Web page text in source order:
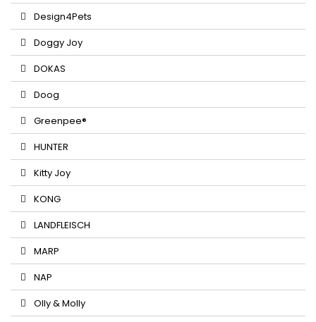
Design4Pets
Doggy Joy
DOKAS
Doog
Greenpee®
HUNTER
Kitty Joy
KONG
LANDFLEISCH
MARP
NAP
Olly & Molly